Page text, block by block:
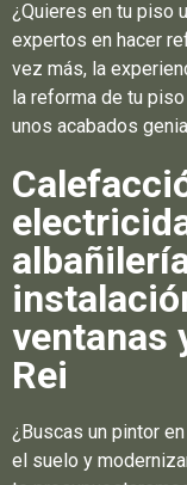
¿Quieres en tu piso
expertos en hacer
vez más, la
la reforma de tu
unos acabados
ventanas
Rei
¿Buscas un pintor
el suelo y